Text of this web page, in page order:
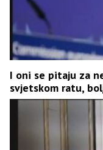
I oni se pitaju za
svjetskom ratu,